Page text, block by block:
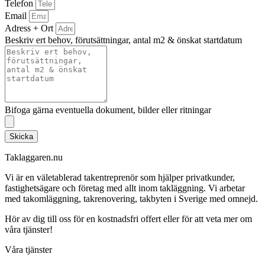
Telefon
Email
Adress + Ort
Beskriv ert behov, förutsättningar, antal m2 & önskat startdatum
Bifoga gärna eventuella dokument, bilder eller ritningar
Skicka
Taklaggaren.nu
Vi är en väletablerad takentreprenör som hjälper privatkunder,
fastighetsägare och företag med allt inom takläggning. Vi arbetar
med takomläggning, takrenovering, takbyten i Sverige med omnejd.
Hör av dig till oss för en kostnadsfri offert eller för att veta mer om
våra tjänster!
Våra tjänster